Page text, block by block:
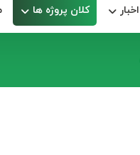
اخبار کلان پروژه ها